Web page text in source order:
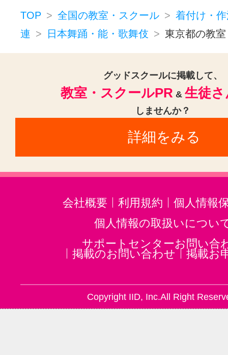
TOP 全国の教室・スクール
着付け・
連
日本舞踊・能・歌舞伎 東京都の教
グッドスクールに掲載して、
教室・スクールPR & 生徒
しませんか？
詳細をみる
会社概要 利用規約
個人情報
個人情報の取扱いについ
サポートセンターお問い合
掲載のお問い合わせ
掲載お
Copyright IID, Inc.All Right